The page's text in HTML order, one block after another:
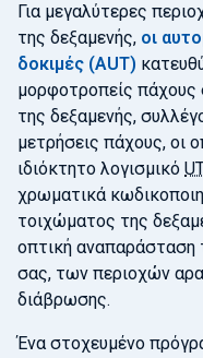
Για μεγαλύτερες
της δεξαμενής, οι
δοκιμές (AUT)
μορφοτροπείς πάχους
της δεξαμενής,
μετρήσεις πάχους, οι
ιδιόκτητο λογισμικό
χρωματικά
τοιχώματος της
οπτική αναπαράσταση
σας, των περιοχών
διάβρωσης.
Ένα στοχευμένο